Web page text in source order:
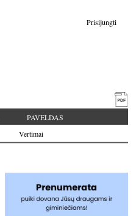
Prisijungti
PAVELDAS
Vertimai